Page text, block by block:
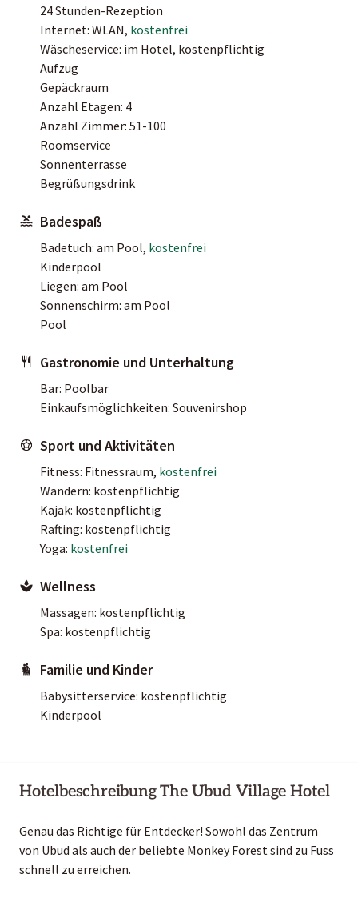
24 Stunden-Rezeption
Internet: WLAN, kostenfrei
Wäscheservice: im Hotel, kostenpflichtig
Aufzug
Gepäckraum
Anzahl Etagen: 4
Anzahl Zimmer: 51-100
Roomservice
Sonnenterrasse
Begrüßungsdrink
Badespaß
Badetuch: am Pool, kostenfrei
Kinderpool
Liegen: am Pool
Sonnenschirm: am Pool
Pool
Gastronomie und Unterhaltung
Bar: Poolbar
Einkaufsmöglichkeiten: Souvenirshop
Sport und Aktivitäten
Fitness: Fitnessraum, kostenfrei
Wandern: kostenpflichtig
Kajak: kostenpflichtig
Rafting: kostenpflichtig
Yoga: kostenfrei
Wellness
Massagen: kostenpflichtig
Spa: kostenpflichtig
Familie und Kinder
Babysitterservice: kostenpflichtig
Kinderpool
Hotelbeschreibung The Ubud Village Hotel
Genau das Richtige für Entdecker! Sowohl das Zentrum
von Ubud als auch der beliebte Monkey Forest sind zu Fuss
schnell zu erreichen.